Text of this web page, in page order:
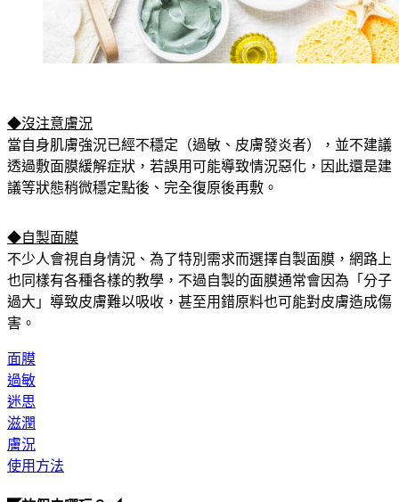
◆沒注意膚況
當自身肌膚強況已經不穩定（過敏、皮膚發炎者），並不建議
透過敷面膜緩解症狀，若誤用可能導致情況惡化，因此還是建
議等狀態稍微穩定點後、完全復原後再敷。
◆自製面膜
不少人會視自身情況、為了特別需求而選擇自製面膜，網路上
也同樣有各種各樣的教學，不過自製的面膜通常會因為「分子
過大」導致皮膚難以吸收，甚至用錯原料也可能對皮膚造成傷
害。
面膜
過敏
迷思
滋潤
膚況
使用方法